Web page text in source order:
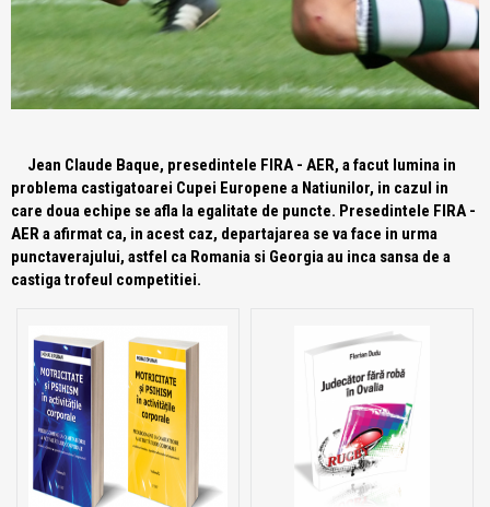
Jean Claude Baque, presedintele FIRA - AER, a facut lumina in
problema castigatoarei Cupei Europene a Natiunilor, in cazul in
care doua echipe se afla la egalitate de puncte. Presedintele FIRA -
AER a afirmat ca, in acest caz, departajarea se va face in urma
punctaverajului, astfel ca Romania si Georgia au inca sansa de a
castiga trofeul competitiei.